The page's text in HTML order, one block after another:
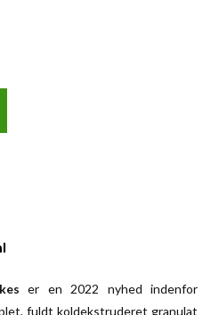
er en 2022 nyhed indenfor
fuldt koldekstruderet granulat